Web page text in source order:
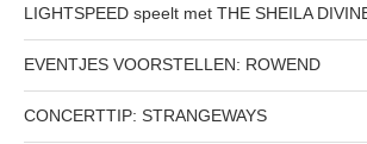
LIGHTSPEED speelt met THE SHEILA
EVENTJES VOORSTELLEN: ROWEND
CONCERTTIP: STRANGEWAYS